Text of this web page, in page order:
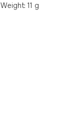
Weight: 11 g